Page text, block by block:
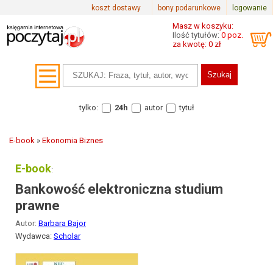
logowanie
bony podarunkowe
koszt dostawy
Masz w koszyku:
Ilość tytułów: 0 poz.
za kwotę: 0 zł
tylko: 24h autor tytuł
E-book » Ekonomia Biznes
E-book:
Bankowość elektroniczna studium
prawne
Autor: Barbara Bajor
Wydawca: Scholar